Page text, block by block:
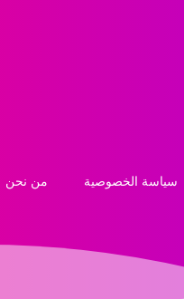
سياسة الخصوصية من نحن